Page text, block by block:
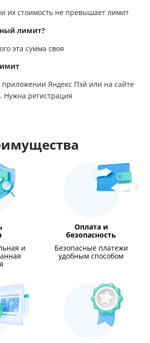
их стоимость не превышает лимит
лимит?
эта сумма своя
приложении Яндекс Пэй или на сайте
. Нужна регистрация
и
Оплата и
безопасность
Безопасные платежи
удобным способом